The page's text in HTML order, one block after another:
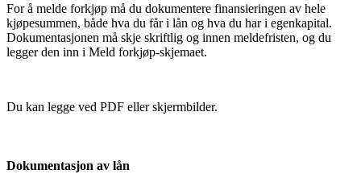
For å melde forkjøp må du dokumentere finansieringen av hele
kjøpesummen, både hva du får i lån og hva du har i egenkapital.
Dokumentasjonen må skje skriftlig og innen meldefristen, og du
legger den inn i Meld forkjøp-skjemaet.
Du kan legge ved PDF eller skjermbilder.
Dokumentasjon av lån